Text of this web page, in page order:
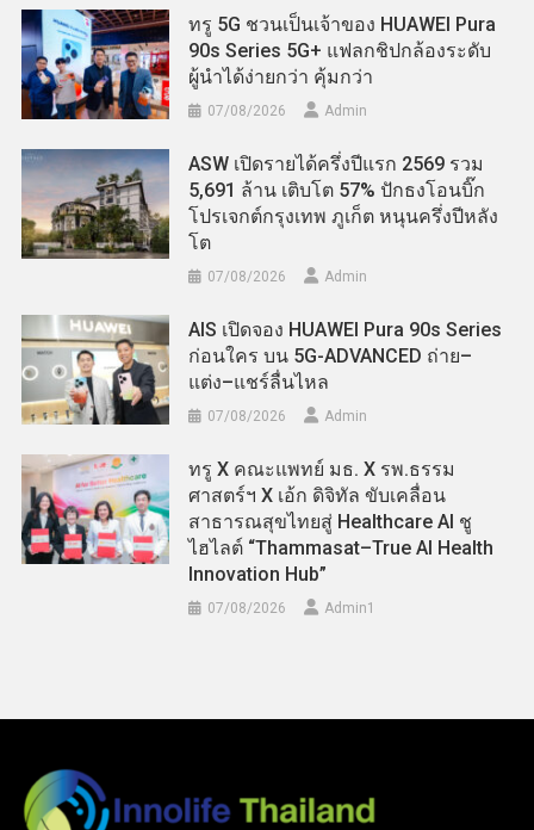
ทรู 5G ชวนเป็นเจ้าของ HUAWEI Pura
90s Series 5G+ แฟลกชิปกล้องระดับ
ผู้นำได้ง่ายกว่า คุ้มกว่า
07/08/2026 Admin
ASW เปิดรายได้ครึ่งปีแรก 2569 รวม
5,691 ล้าน เติบโต 57% ปักธงโอนบิ๊ก
โปรเจกต์กรุงเทพ ภูเก็ต หนุนครึ่งปีหลัง
โต
07/08/2026 Admin
AIS เปิดจอง HUAWEI Pura 90s Series
ก่อนใคร บน 5G-ADVANCED ถ่าย–
แต่ง–แชร์ลื่นไหล
07/08/2026 Admin
ทรู X คณะแพทย์ มธ. X รพ.ธรรม
ศาสตร์ฯ X เอ้ก ดิจิทัล ขับเคลื่อน
สาธารณสุขไทยสู่ Healthcare AI ชู
ไฮไลต์ “Thammasat–True AI Health
Innovation Hub”
07/08/2026 Admin​1